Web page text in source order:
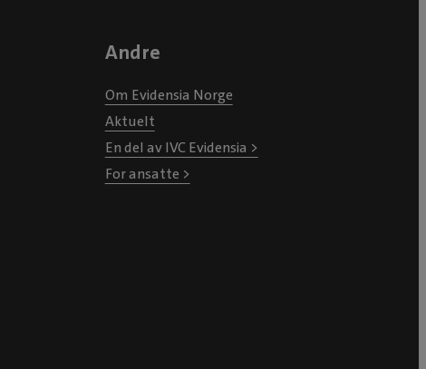
Andre
Om Evidensia Norge
Aktuelt
En del av IVC Evidensia >
For ansatte >